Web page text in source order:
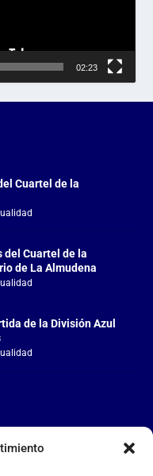
02:23
Cuartel de la
del Cuartel de la
de La Almudena
de la División Azul